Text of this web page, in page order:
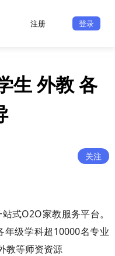
注册 登录
生 外教 各
关注
式O2O家教服务平台。
级学科超10000名专业
教等师资资源